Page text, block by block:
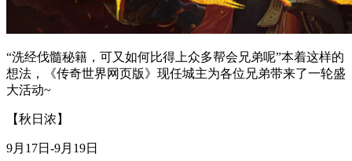
“洗经伐髓秘籍，可又如何比得上众多帮会兄弟呢”本着这样的
想法，《传奇世界网页版》现任城主为各位兄弟带来了一轮盛
大活动~
【秋日浓】
9月17日-9月19日